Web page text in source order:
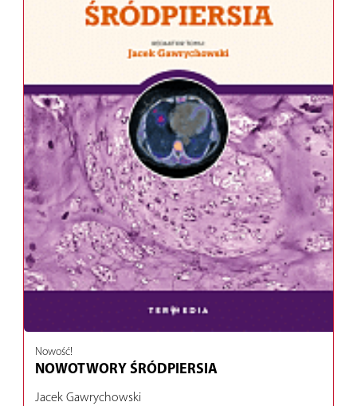
Nowość!
NOWOTWORY ŚRÓDPIERSIA
Jacek Gawrychowski